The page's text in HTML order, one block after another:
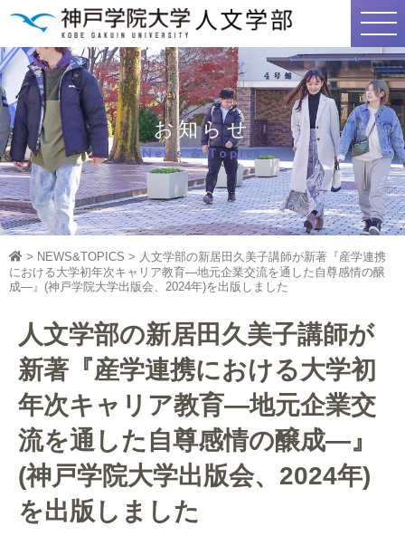
お知らせ
News & Topics
> NEWS&TOPICS > 人文学部の新居田久美子講師が新著『産学連携
における大学初年次キャリア教育―地元企業交流を通した自尊感情の醸
成―』(神戸学院大学出版会、2024年)を出版しました
人文学部の新居田久美子講師が
新著『産学連携における大学初
年次キャリア教育―地元企業交
流を通した自尊感情の醸成―』
(神戸学院大学出版会、2024年)
を出版しました